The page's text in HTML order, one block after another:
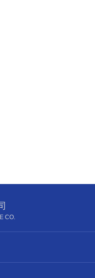
CO.